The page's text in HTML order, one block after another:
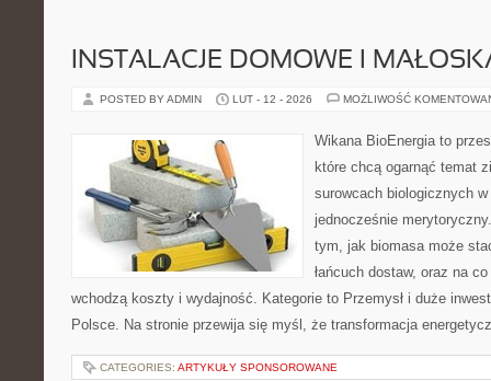
INSTALACJE DOMOWE I
POSTED BY ADMIN LUT - 12 - 2026 MOŻLIWOŚĆ
Wikana BioEnergia to
które chcą ogarnąć temat
surowcach biologicznych
jednocześnie
tym, jak biomasa może
łańcuch dostaw, oraz na
wchodzą koszty i wydajność. Kategorie to Przemysł i duże
Polsce. Na stronie przewija się myśl, że transformacja
CATEGORIES: ARTYKUŁY SPONSOROWANE